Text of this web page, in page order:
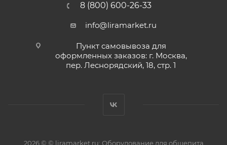
8 (800) 600-26-33
info@liramarket.ru
Пункт самовывоза для
оформленных заказов: г. Москва,
пер. Леснорядский, 18, стр. 1
2026 © © liramarket.ru: Оборудование для общепита